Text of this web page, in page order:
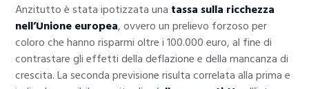
Anzitutto è stata ipotizzata una tassa sulla ricchezza
nell’Unione europea, ovvero un prelievo forzoso per
coloro che hanno risparmi oltre i 100.000 euro, al fine di
contrastare gli effetti della deflazione e della mancanza di
crescita. La seconda previsione risulta correlata alla prima e